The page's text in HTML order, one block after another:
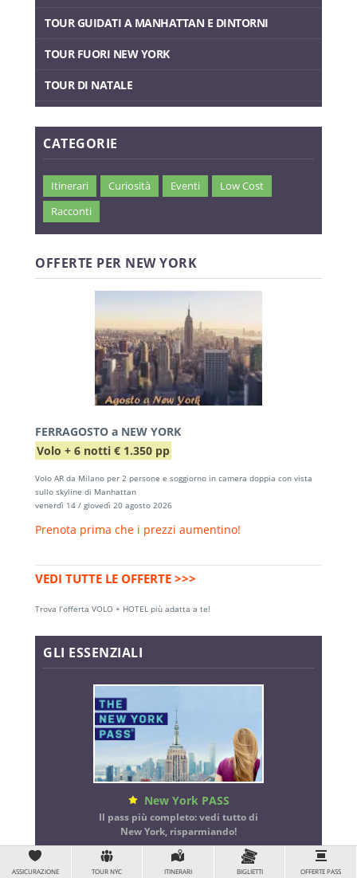
TOUR GUIDATI A MANHATTAN E DINTORNI
TOUR FUORI NEW YORK
TOUR DI NATALE
CATEGORIE
Itinerari Curiosità Eventi
Low Cost
Racconti
OFFERTE PER NEW YORK
FERRAGOSTO a NEW YORK
Volo + 6 notti € 1.350 pp
Volo AR da Milano per 2 persone e soggiorno in camera doppia con vista
sullo skyline di Manhattan
venerdì 14 / giovedì 20 agosto 2026
Prenota prima che i prezzi aumentino!
VEDI TUTTE LE OFFERTE >>>
Trova l’offerta VOLO + HOTEL più adatta a te!
GLI ESSENZIALI
New York PASS
Il pass più completo: vedi tutto di
New York, risparmiando!
>>> Scoprilo e risparmia!
ASSICURAZIONE TOUR NYC ITINERARI BIGLIETTI OFFERTE PASS